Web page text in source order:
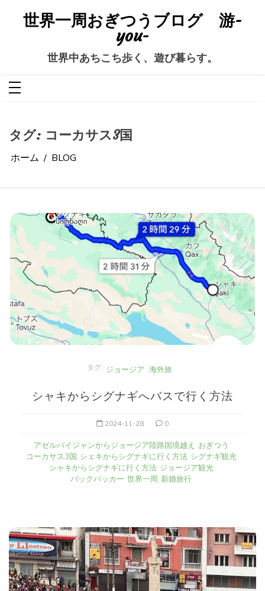
世界一周おぎつうブログ 游-
you-
世界中あちこち歩く、遊び暮らす。
タグ: コーカサス3国
ホーム BLOG
タグ: ジョージア 海外旅
シャキからシグナギへバスで行く方法
2024-11-28 0
アゼルバイジャンからジョージア陸路国境越え
おぎつう
コーカサス3国 シェキからシグナギに行く方法 シグナギ観光
シャキからシグナギに行く方法 ジョージア観光
バックパッカー 世界一周 新婚旅行